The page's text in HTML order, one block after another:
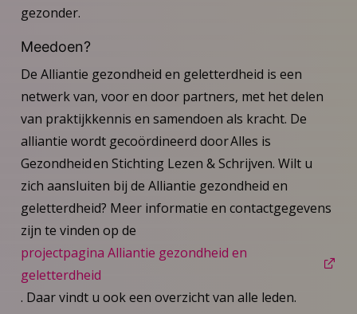
gezonder.
Meedoen?
De Alliantie gezondheid en geletterdheid is een
netwerk van, voor en door partners, met het delen
van praktijkkennis en samendoen als kracht. De
alliantie wordt gecoördineerd door Alles is
Gezondheid en Stichting Lezen & Schrijven. Wilt u
zich aansluiten bij de Alliantie gezondheid en
geletterdheid? Meer informatie en contactgegevens
zijn te vinden op de
projectpagina Alliantie gezondheid en
geletterdheid
. Daar vindt u ook een overzicht van alle leden.